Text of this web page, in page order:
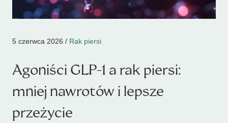
5 czerwca 2026 / Rak piersi
Agoniści GLP-1 a rak piersi:
mniej nawrotów i lepsze
przeżycie